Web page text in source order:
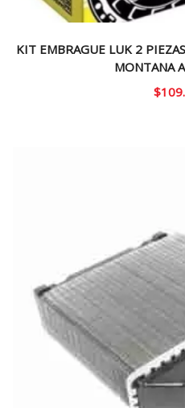
KIT EMBRAGUE LUK 2
MONTANA
$